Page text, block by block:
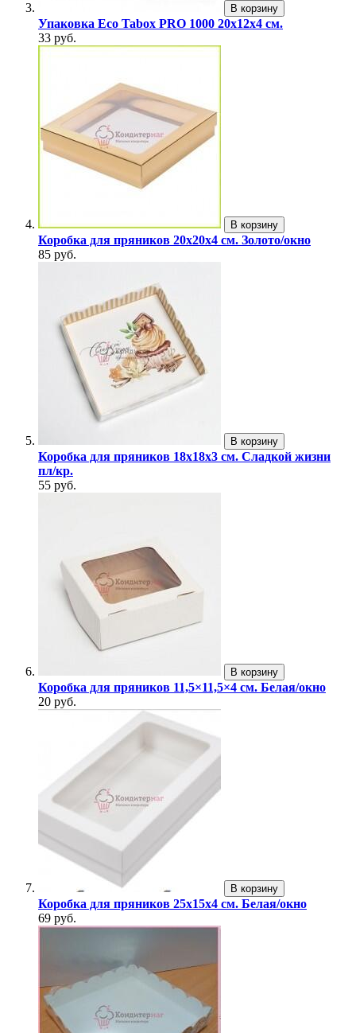
В корзину
Упаковка Eco Tabox PRO 1000 20х12х4 см.
33 руб.
В корзину
Коробка для пряников 20х20х4 см. Золото/окно
85 руб.
В корзину
Коробка для пряников 18х18х3 см. Сладкой жизни
пл/кр.
55 руб.
В корзину
Коробка для пряников 11,5×11,5×4 см. Белая/окно
20 руб.
В корзину
Коробка для пряников 25х15х4 см. Белая/окно
69 руб.